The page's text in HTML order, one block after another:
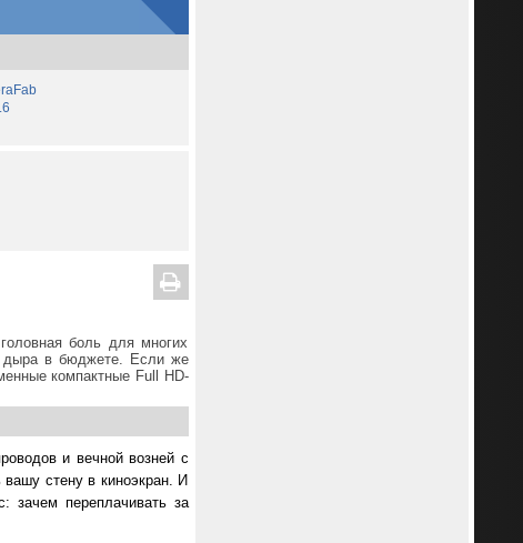
боль для многих
дыра в бюджете. Если же
компактные Full HD-
и вечной возней с
стену в киноэкран. И
зачем переплачивать за